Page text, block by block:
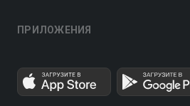
ПРИЛОЖЕНИЯ